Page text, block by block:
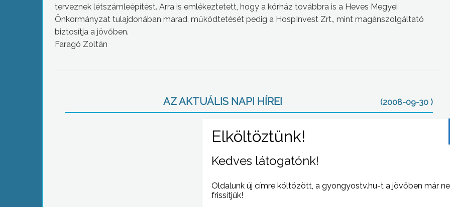
terveznek létszámleépítést. Arra is emlékeztetett, hogy a kórház továbbra is a Heves Megyei
Önkormányzat tulajdonában marad, működtetését pedig a HospInvest Zrt., mint magánszolgáltató
biztosítja a jövőben.
Faragó Zoltán
AZ AKTUÁLIS NAPI HÍREI (2008-09-30 )
Kedves látogatónk!
Oldalunk új címre költözött, a gyongyostv.hu-t a jövőben már
frissítjük!